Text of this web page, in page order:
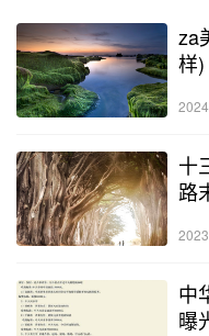
za
样)
十
路
中
曝